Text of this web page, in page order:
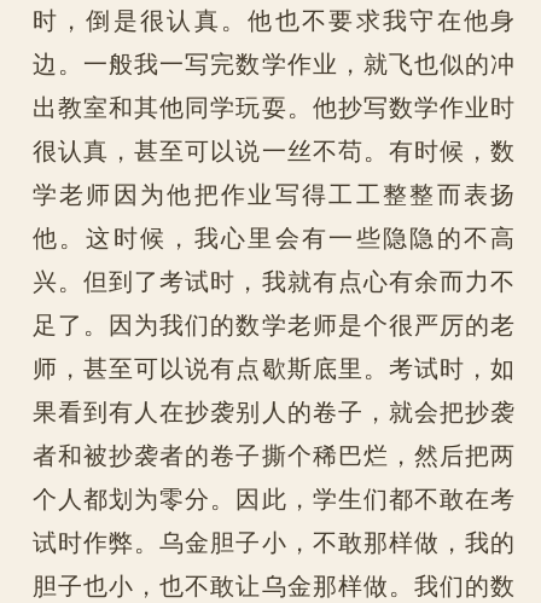
时，倒是很认真。他也不要求我守在他身
边。一般我一写完数学作业，就飞也似的冲
出教室和其他同学玩耍。他抄写数学作业时
很认真，甚至可以说一丝不苟。有时候，数
学老师因为他把作业写得工工整整而表扬
他。这时候，我心里会有一些隐隐的不高
兴。但到了考试时，我就有点心有余而力不
足了。因为我们的数学老师是个很严厉的老
师，甚至可以说有点歇斯底里。考试时，如
果看到有人在抄袭别人的卷子，就会把抄袭
者和被抄袭者的卷子撕个稀巴烂，然后把两
个人都划为零分。因此，学生们都不敢在考
试时作弊。乌金胆子小，不敢那样做，我的
胆子也小，也不敢让乌金那样做。我们的数